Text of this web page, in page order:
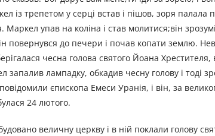
із трепетом у серці встав і пішов, зоря палала
упав на коліна і став молитися;він
повернувся до печери і почав копати землю.
чесна голова святого Йоана Хрестителя,
лампадку, обкадив чесну голову і тоді
єпископа Емеси Уранія, і він, за
24 лютого.
величну церкву і в ній поклали голову